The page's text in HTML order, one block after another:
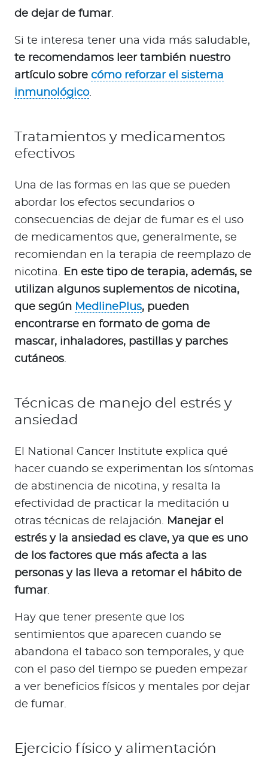
de dejar de fumar.
Si te interesa tener una vida más saludable,
te recomendamos leer también nuestro
artículo sobre cómo reforzar el sistema
inmunológico.
Tratamientos y medicamentos
efectivos
Una de las formas en las que se pueden
abordar los efectos secundarios o
consecuencias de dejar de fumar es el uso
de medicamentos que, generalmente, se
recomiendan en la terapia de reemplazo de
nicotina. En este tipo de terapia, además, se
utilizan algunos suplementos de nicotina,
que según MedlinePlus, pueden
encontrarse en formato de goma de
mascar, inhaladores, pastillas y parches
cutáneos.
Técnicas de manejo del estrés y
ansiedad
El National Cancer Institute explica qué
hacer cuando se experimentan los síntomas
de abstinencia de nicotina, y resalta la
efectividad de practicar la meditación u
otras técnicas de relajación. Manejar el
estrés y la ansiedad es clave, ya que es uno
de los factores que más afecta a las
personas y las lleva a retomar el hábito de
fumar.
Hay que tener presente que los
sentimientos que aparecen cuando se
abandona el tabaco son temporales, y que
con el paso del tiempo se pueden empezar
a ver beneficios físicos y mentales por dejar
de fumar.
Ejercicio físico y alimentación